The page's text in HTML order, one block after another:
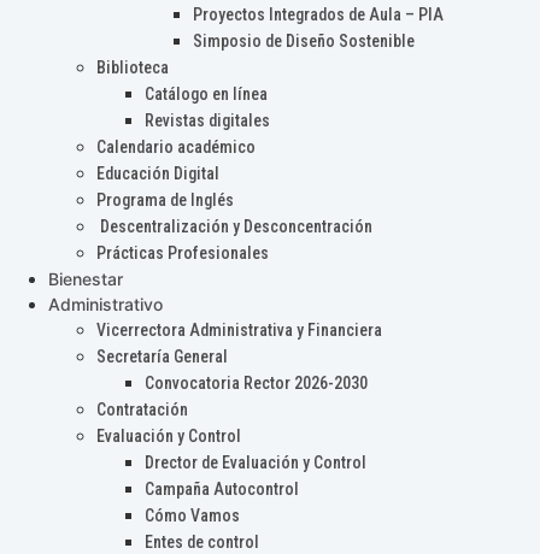
Proyectos Integrados de Aula – PIA
Simposio de Diseño Sostenible
Biblioteca
Catálogo en línea
Revistas digitales
Calendario académico
Educación Digital
Programa de Inglés
Descentralización y Desconcentración
Prácticas Profesionales
Bienestar
Administrativo
Vicerrectora Administrativa y Financiera
Secretaría General
Convocatoria Rector 2026-2030
Contratación
Evaluación y Control
Drector de Evaluación y Control
Campaña Autocontrol
Cómo Vamos
Entes de control